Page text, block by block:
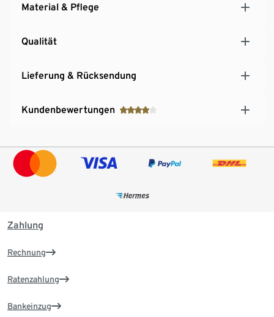
Material & Pflege
Qualität
Lieferung & Rücksendung
Kundenbewertungen
Zahlung
Rechnung
Ratenzahlung
Bankeinzug